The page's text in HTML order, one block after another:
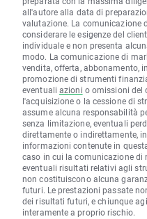
all'autore alla data di
valutazione. La comunicazione
considerare le esigenze del
individuale e non presenta
modo. La comunicazione di
vendita, offerta, abbonamento,
promozione di strumenti
eventuali azioni o omissioni del
l'acquisizione o la cessione di
assume alcuna responsabilità
senza limitazione, eventuali
direttamente o indirettamente,
informazioni contenute in
caso in cui la comunicazione
eventuali risultati relativi agli
non costituiscono alcuna
futuri. Le prestazioni passate
dei risultati futuri, e chiunque
interamente a proprio rischio.